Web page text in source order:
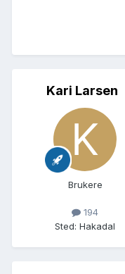
Kari Larsen
Brukere
194
Sted: Hakadal